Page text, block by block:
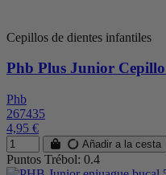
Cepillos de dientes infantiles
Phb Plus Junior
Phb
267435
4,95 €
Añadir a la cesta
Puntos Trébol: 0.4